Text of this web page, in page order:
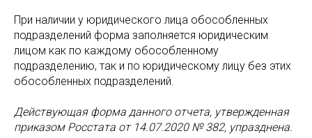
При наличии у юридического лица обособленных
подразделений форма заполняется юридическим
лицом как по каждому обособленному
подразделению, так и по юридическому лицу без этих
обособленных подразделений.
Действующая форма данного отчета, утвержденная
приказом Росстата от 14.07.2020 № 382, упразднена.